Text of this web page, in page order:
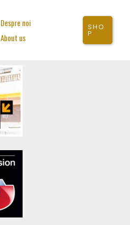
Despre noi
About us
SHO
P